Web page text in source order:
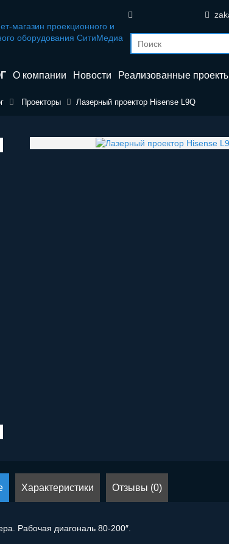
О компании Новости Реализованные
Проекторы Лазерный проектор Hisense L9Q
Характеристики Отзывы (0)
Рабочая диагональ 80-200″.